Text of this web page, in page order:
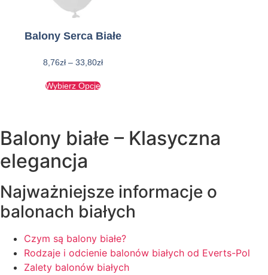
Balony Serca Białe
8,76zł – 33,80zł
Wybierz Opcje
Balony białe – Klasyczna
elegancja
Najważniejsze informacje o
balonach białych
Czym są balony białe?
Rodzaje i odcienie balonów białych od Everts-Pol
Zalety balonów białych